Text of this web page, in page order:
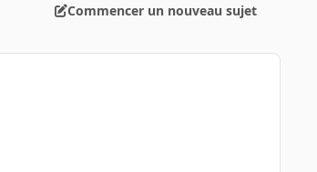
Commencer un nouveau sujet